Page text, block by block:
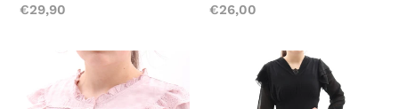
Normaler
€29,90
Normaler
€26,00
Rüschenbluse
Hellrosa
Festliche